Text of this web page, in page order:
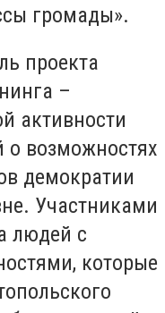
громады».
проекта
–
активности
о возможностях
демократии
Участниками
людей с
которые